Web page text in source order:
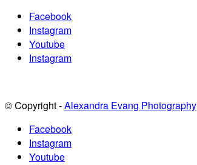
Facebook
Instagram
Youtube
Instagram
© Copyright -Alexandra Evang Photography
Facebook
Instagram
Youtube